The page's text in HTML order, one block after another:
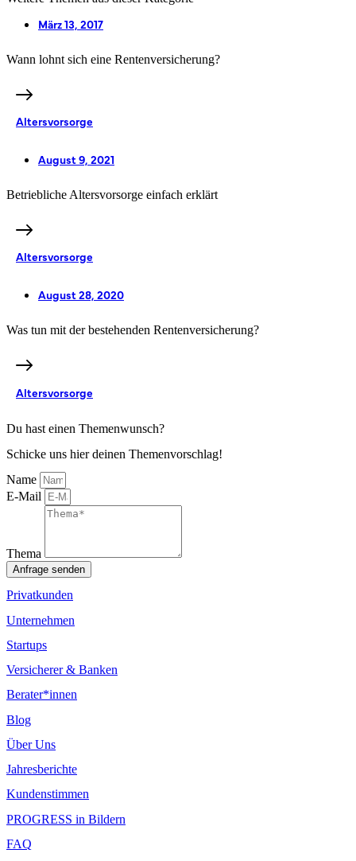
März 13, 2017
Wann lohnt sich eine Rentenversicherung?
Altersvorsorge
August 9, 2021
Betriebliche Altersvorsorge einfach erklärt
Altersvorsorge
August 28, 2020
Was tun mit der bestehenden Rentenversicherung?
Altersvorsorge
Du hast einen Themenwunsch?
Schicke uns hier deinen Themenvorschlag!
Name
E-Mail
Thema
Anfrage senden
Privatkunden
Unternehmen
Startups
Versicherer & Banken
Berater*innen
Blog
Über Uns
Jahresberichte
Kundenstimmen
PROGRESS in Bildern
FAQ